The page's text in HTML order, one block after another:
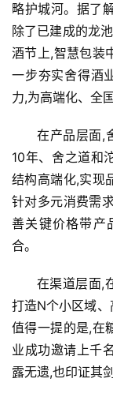
汽
车
·
新
能
略护城河。据了
除了已建成的龙
酒节上,智慧包装
一步夯实舍得酒
力,为高端化、全
在产品层面,
10年、舍之道和
结构高端化,实现
针对多元消费需
善关键价格带产
合。
在渠道层面,
打造N个小区域、
值得一提的是,在
业成功邀请上千
露无遗,也印证其